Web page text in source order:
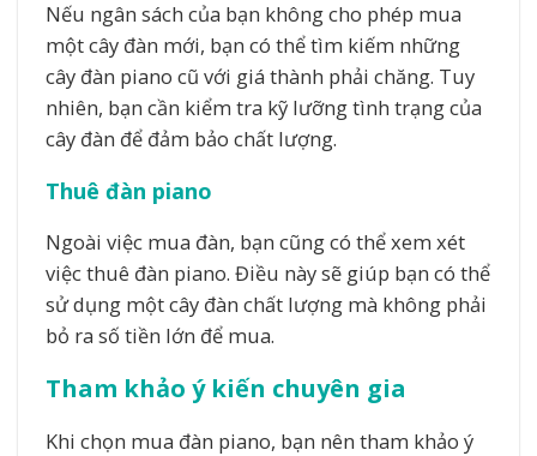
Nếu ngân sách của bạn không cho phép mua
một cây đàn mới, bạn có thể tìm kiếm những
cây đàn piano cũ với giá thành phải chăng. Tuy
nhiên, bạn cần kiểm tra kỹ lưỡng tình trạng của
cây đàn để đảm bảo chất lượng.
Thuê đàn piano
Ngoài việc mua đàn, bạn cũng có thể xem xét
việc thuê đàn piano. Điều này sẽ giúp bạn có thể
sử dụng một cây đàn chất lượng mà không phải
bỏ ra số tiền lớn để mua.
Tham khảo ý kiến chuyên gia
Khi chọn mua đàn piano, bạn nên tham khảo ý